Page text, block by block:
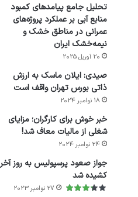
تحلیل جامع پیامدهای کمبود
منابع آبی بر عملکرد پروژه‌های
عمرانی در مناطق خشک و
نیمه‌خشک ایران
20 آوریل 2025
صیدی: ایلان ماسک به ارزش
ذاتی بورس تهران واقف است
18 نوامبر 2024
خبر خوش برای کارگران؛ مزایای
شغلی از مالیات معاف شد!
24 نوامبر 2024
جواز صعود پرسپولیس به روز آخر
کشیده شد
27 نوامبر 2023